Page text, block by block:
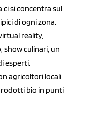
si concentra sul
di ogni zona.
reality,
culinari, un
esperti.
agricoltori locali
bio in punti